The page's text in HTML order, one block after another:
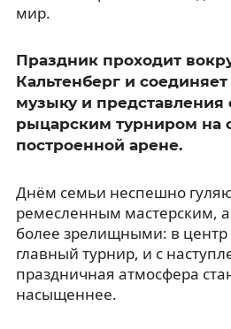
мир.
Праздник проходит
Кальтенберг и
музыку и
рыцарским турниром на
построенной арене.
Днём семьи неспешно
ремесленным мастерским, а
более зрелищными: в
главный турнир, и с
праздничная атмосфера
насыщеннее.